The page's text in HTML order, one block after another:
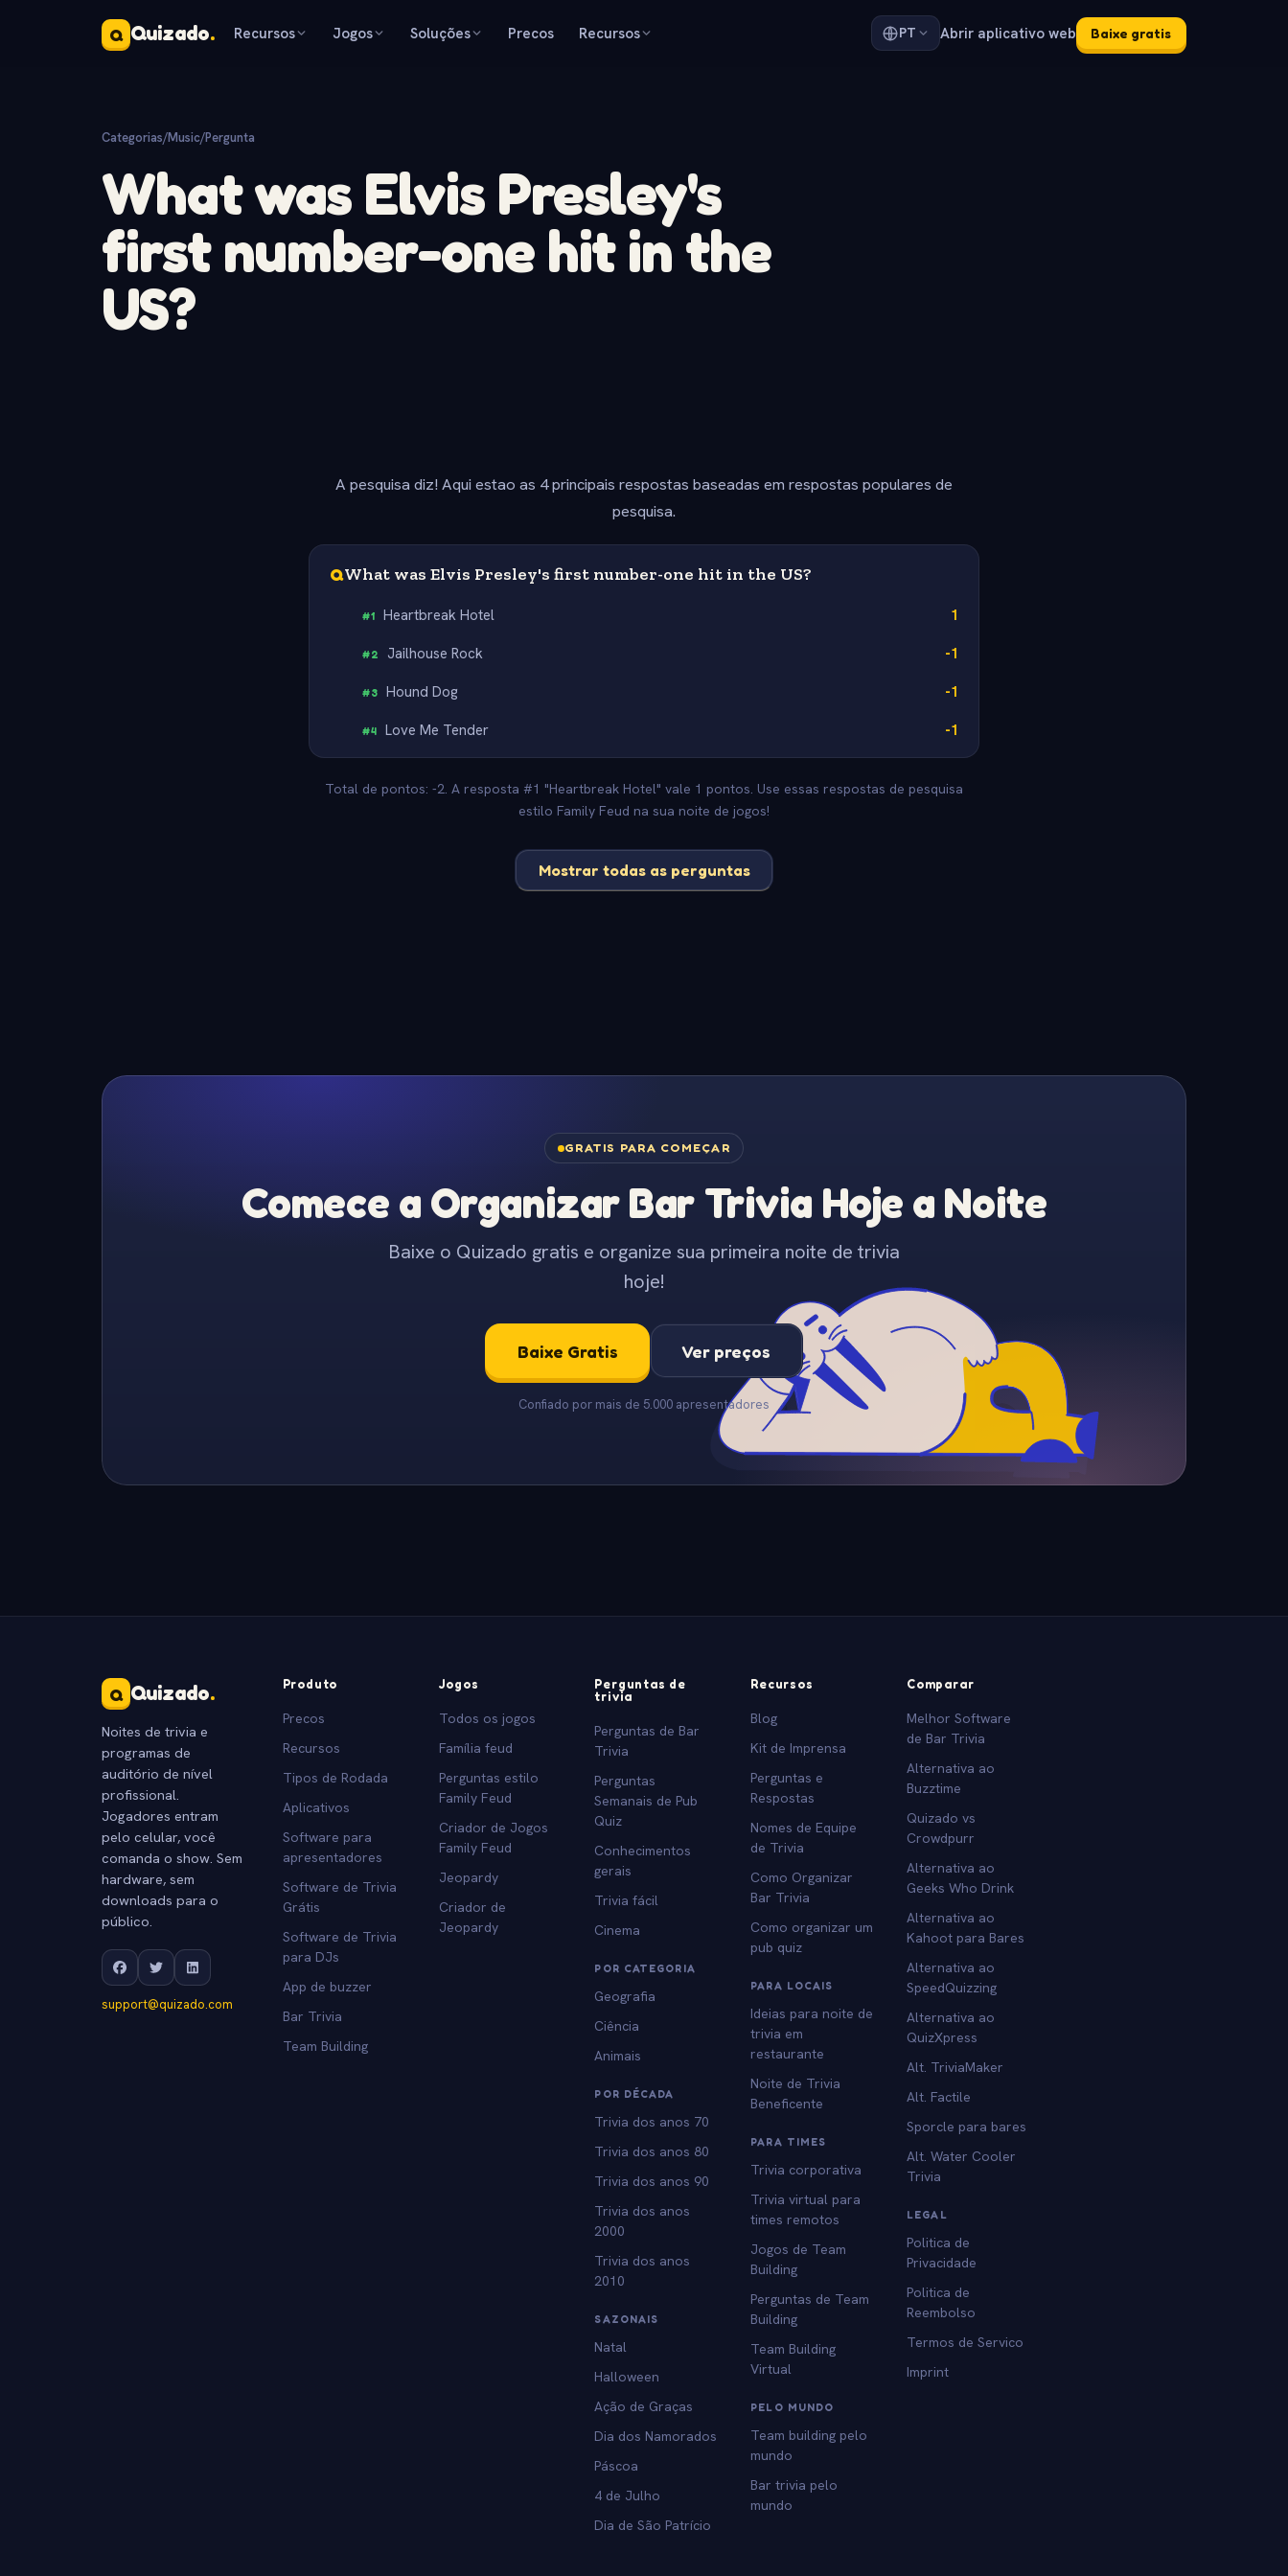
Q Quizado. Recursos Jogos Soluções Precos Recursos PT Abrir aplicativo web Baixe gratis
Categorias/Music/Pergunta
What was Elvis Presley's
first number-one hit in the
US?
A pesquisa diz! Aqui estao as 4 principais respostas baseadas em respostas populares de
pesquisa.
QWhat was Elvis Presley's first number-one hit in the US?
#1 Heartbreak Hotel 1
#2 Jailhouse Rock -1
#3 Hound Dog -1
#4 Love Me Tender -1
Total de pontos: -2. A resposta #1 "Heartbreak Hotel" vale 1 pontos. Use essas respostas de pesquisa
estilo Family Feud na sua noite de jogos!
Mostrar todas as perguntas
GRATIS PARA COMEÇAR
Comece a Organizar Bar Trivia Hoje a Noite
Baixe o Quizado gratis e organize sua primeira noite de trivia
hoje!
Baixe Gratis Ver preços
Confiado por mais de 5.000 apresentadores
Q Quizado.
Noites de trivia e
programas de
auditório de nível
profissional.
Jogadores entram
pelo celular, você
comanda o show. Sem
hardware, sem
downloads para o
público.
support@quizado.com
Produto
Precos
Recursos
Tipos de Rodada
Aplicativos
Software para
apresentadores
Software de Trivia
Grátis
Software de Trivia
para DJs
App de buzzer
Bar Trivia
Team Building
Jogos
Todos os jogos
Família feud
Perguntas estilo
Family Feud
Criador de Jogos
Family Feud
Jeopardy
Criador de
Jeopardy
Perguntas de
trivia
Perguntas de Bar
Trivia
Perguntas
Semanais de Pub
Quiz
Conhecimentos
gerais
Trivia fácil
Cinema
POR CATEGORIA
Geografia
Ciência
Animais
POR DÉCADA
Trivia dos anos 70
Trivia dos anos 80
Trivia dos anos 90
Trivia dos anos
2000
Trivia dos anos
2010
SAZONAIS
Natal
Halloween
Ação de Graças
Dia dos Namorados
Páscoa
4 de Julho
Dia de São Patrício
Recursos
Blog
Kit de Imprensa
Perguntas e
Respostas
Nomes de Equipe
de Trivia
Como Organizar
Bar Trivia
Como organizar um
pub quiz
PARA LOCAIS
Ideias para noite de
trivia em
restaurante
Noite de Trivia
Beneficente
PARA TIMES
Trivia corporativa
Trivia virtual para
times remotos
Jogos de Team
Building
Perguntas de Team
Building
Team Building
Virtual
PELO MUNDO
Team building pelo
mundo
Bar trivia pelo
mundo
Comparar
Melhor Software
de Bar Trivia
Alternativa ao
Buzztime
Quizado vs
Crowdpurr
Alternativa ao
Geeks Who Drink
Alternativa ao
Kahoot para Bares
Alternativa ao
SpeedQuizzing
Alternativa ao
QuizXpress
Alt. TriviaMaker
Alt. Factile
Sporcle para bares
Alt. Water Cooler
Trivia
LEGAL
Politica de
Privacidade
Politica de
Reembolso
Termos de Servico
Imprint